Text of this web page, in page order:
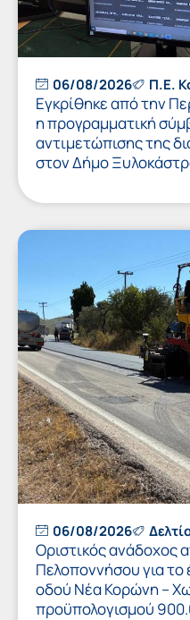
06/08/2026 Π.Ε.
Εγκρίθηκε από την
η προγραμματική
αντιμετώπισης της
στον Δήμο
06/08/2026
Οριστικός ανάδοχος
Πελοποννήσου για το
οδού Νέα Κορώνη –
προϋπολογισμού